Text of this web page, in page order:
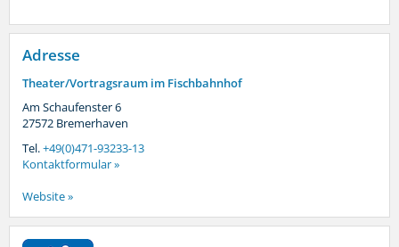
Adresse
Theater/Vortragsraum im Fischbahnhof
Am Schaufenster 6
27572 Bremerhaven
Tel.+49(0)471-93233-13
Kontaktformular »
Website »